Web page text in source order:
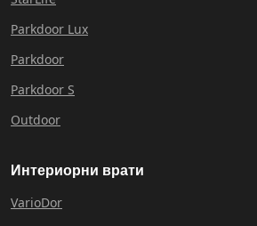
Parkdoor Lux
Parkdoor
Parkdoor S
Outdoor
Интериорни врати
VarioDor